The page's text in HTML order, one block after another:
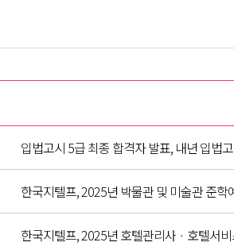
입법고시 5급 최종 합격자 발표, 내년 입법
한국지텔프, 2025년 박물관 및 미술관 준
한국지텔프, 2025년 호텔관리사ㆍ호텔서